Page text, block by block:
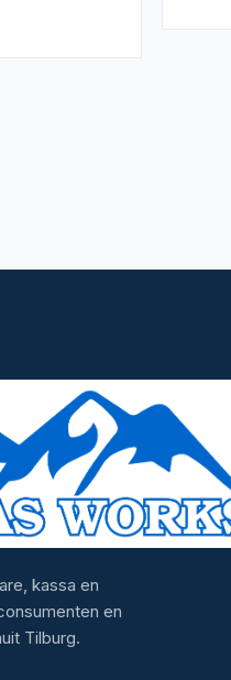
kassa en
en
Tilburg.